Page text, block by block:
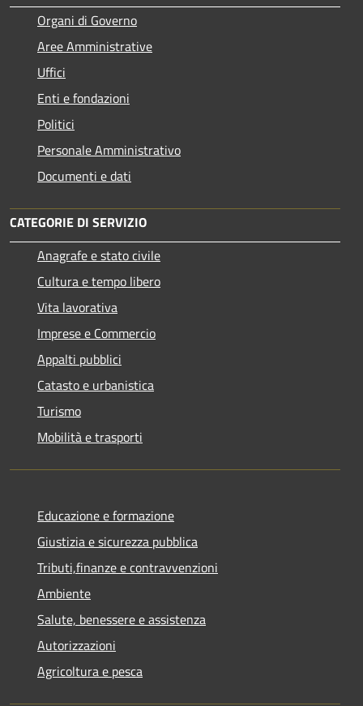
Organi di Governo
Aree Amministrative
Uffici
Enti e fondazioni
Politici
Personale Amministrativo
Documenti e dati
CATEGORIE DI SERVIZIO
Anagrafe e stato civile
Cultura e tempo libero
Vita lavorativa
Imprese e Commercio
Appalti pubblici
Catasto e urbanistica
Turismo
Mobilità e trasporti
Educazione e formazione
Giustizia e sicurezza pubblica
Tributi,finanze e contravvenzioni
Ambiente
Salute, benessere e assistenza
Autorizzazioni
Agricoltura e pesca